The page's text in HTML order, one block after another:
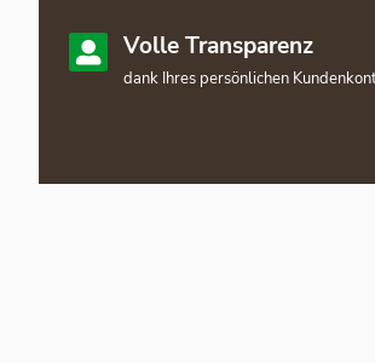
Volle Transparenz
dank Ihres persönlichen